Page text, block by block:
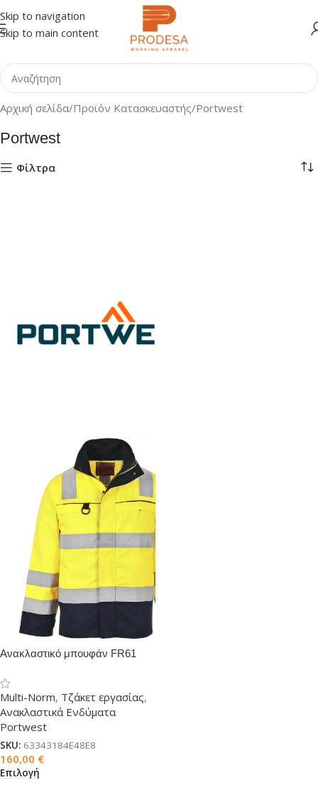
Skip to navigation
Skip to main content
Αρχική σελίδα Προϊόν Κατασκευαστής Portwest
Portwest
Φίλτρα
Ανακλαστικό μπουφάν FR61
Multi-Norm, Τζάκετ εργασίας,
Ανακλαστικά Ενδύματα
Portwest
SKU: 63343184E48E8
160,00 €
Επιλογή